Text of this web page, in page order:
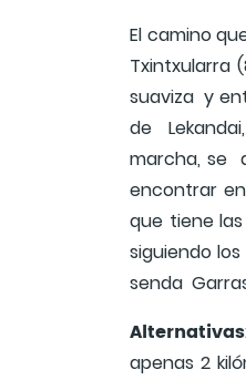
El camino
Txintxularra
suaviza y
de
marcha, se
encontrar
que tiene
siguiendo
senda
Alternativas
apenas 2